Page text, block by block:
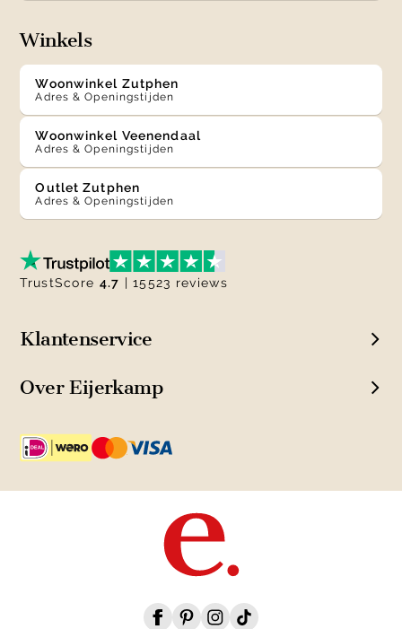
Winkels
Woonwinkel Zutphen
Adres & Openingstijden
Woonwinkel Veenendaal
Adres & Openingstijden
Outlet Zutphen
Adres & Openingstijden
Klantenservice
Over Eijerkamp
TrustScore 4.7 | 15523 reviews